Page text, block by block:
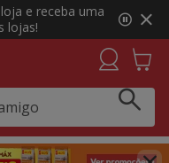
e receba uma
lojas!